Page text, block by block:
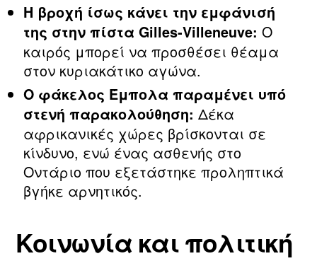
Η βροχή ίσως κάνει την εμφάνισή
της στην πίστα Gilles‑Villeneuve: Ο
καιρός μπορεί να προσθέσει θέαμα
στον κυριακάτικο αγώνα.
Ο φάκελος Έμπολα παραμένει υπό
στενή παρακολούθηση: Δέκα
αφρικανικές χώρες βρίσκονται σε
κίνδυνο, ενώ ένας ασθενής στο
Οντάριο που εξετάστηκε προληπτικά
βγήκε αρνητικός.
Κοινωνία και πολιτική